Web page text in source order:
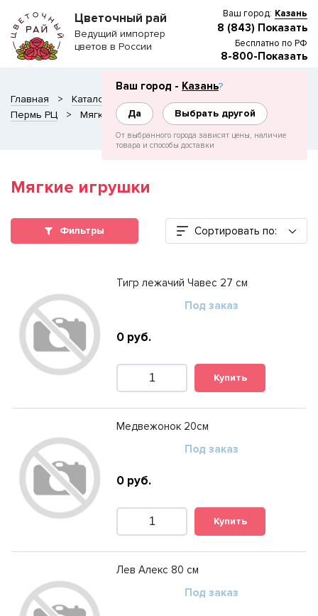
Ваш город: Казань
Ваш город - Казань?
Да Выбрать другой
От выбранного города зависят цены, наличие
товара и способы доставки
8 (843) Показать
Бесплатно по РФ
8-800-Показать
Цветочный рай
Ведущий импортер
цветов в России
Главная Каталог
Пермь РЦ
Мягкие игрушки
Мягкие игрушки
Фильтры Сортировать по:
Тигр лежачий Чавес 27 см
Под заказ
0 руб.
Купить
Медвежонок 20см
Под заказ
0 руб.
Купить
Лев Алекс 80 см
Под заказ